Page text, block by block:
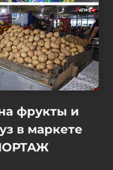
фрукты и
в маркете